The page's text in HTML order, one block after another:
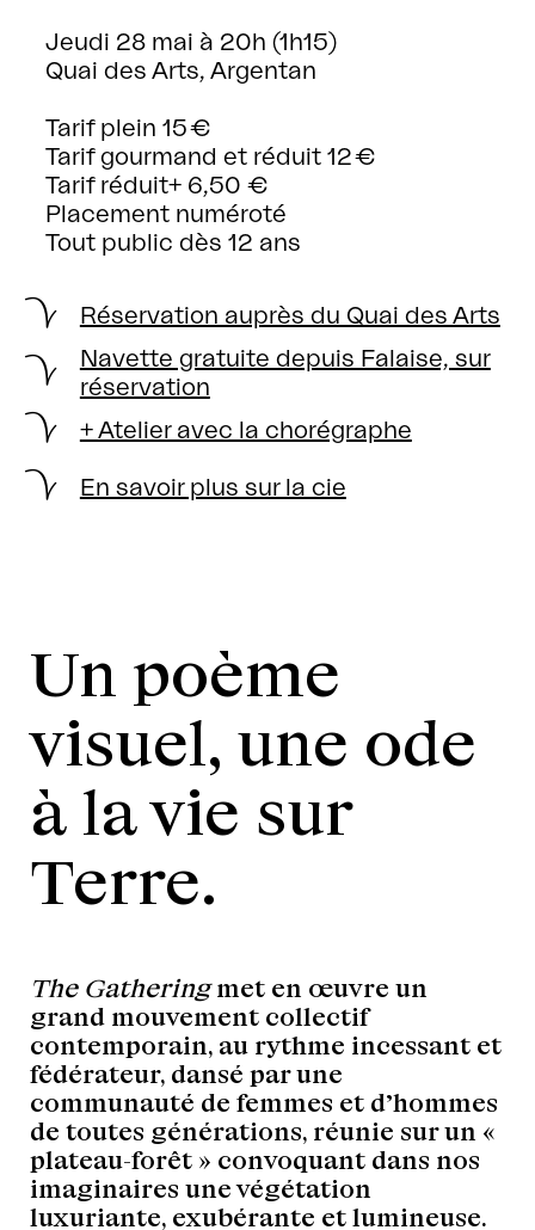
Jeudi 28 mai à 20h (1h15)
Quai des Arts, Argentan
Tarif plein 15 €
Tarif gourmand et réduit 12 €
Tarif réduit+ 6,50 €
Placement numéroté
Tout public dès 12 ans
Réservation auprès du Quai des Arts
Navette gratuite depuis Falaise, sur
réservation
+ Atelier avec la chorégraphe
En savoir plus sur la cie
Un poème
visuel, une ode
à la vie sur
Terre.
The Gatheringmet en œuvre un
grand mouvement collectif
contemporain, au rythme incessant et
fédérateur, dansé par une
communauté de femmes et d’hommes
de toutes générations, réunie sur un «
plateau-forêt » convoquant dans nos
imaginaires une végétation
luxuriante, exubérante et lumineuse.